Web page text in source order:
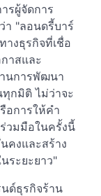
รผู้จัดการ
า "ลอนดรี้บาร์
งธุรกิจที่เชื่อ
าสและ
นการพัฒนา
กมิติ ไม่ว่าจะ
อการให้คำ
วมมือในครั้งนี้
คงและสร้าง
ระยะยาว"
ด์ธุรกิจร้าน